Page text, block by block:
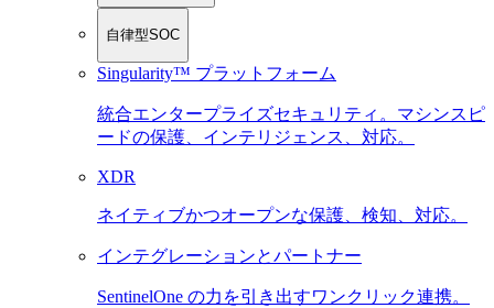
自律型SOC
Singularity™ プラットフォーム
統合エンタープライズセキュリティ。マシンスピ
ードの保護、インテリジェンス、対応。
XDR
ネイティブかつオープンな保護、検知、対応。
インテグレーションとパートナー
SentinelOne の力を引き出すワンクリック連携。